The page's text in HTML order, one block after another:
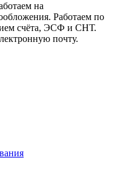
на
Работаем по
счёта, ЭСФ и СНТ.
почту.